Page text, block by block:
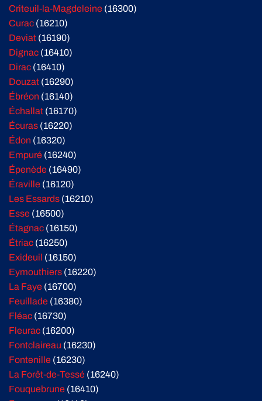
Criteuil-la-Magdeleine (16300)
Curac (16210)
Deviat (16190)
Dignac (16410)
Dirac (16410)
Douzat (16290)
Ébréon (16140)
Échallat (16170)
Écuras (16220)
Édon (16320)
Empuré (16240)
Épenède (16490)
Éraville (16120)
Les Essards (16210)
Esse (16500)
Étagnac (16150)
Étriac (16250)
Exideuil (16150)
Eymouthiers (16220)
La Faye (16700)
Feuillade (16380)
Fléac (16730)
Fleurac (16200)
Fontclaireau (16230)
Fontenille (16230)
La Forêt-de-Tessé (16240)
Fouquebrune (16410)